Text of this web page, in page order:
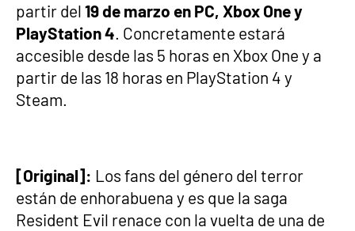
partir del 19 de marzo en PC, Xbox One y
PlayStation 4. Concretamente estará
accesible desde las 5 horas en Xbox One y a
partir de las 18 horas en PlayStation 4 y
Steam.
[Original]: Los fans del género del terror
están de enhorabuena y es que la saga
Resident Evil renace con la vuelta de una de